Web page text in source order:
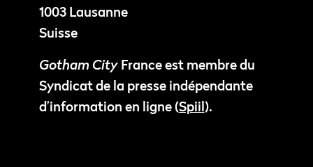
1003 Lausanne
Suisse
Gotham CityFrance est membre du
Syndicat de la presse indépendante
d’information en ligne (Spiil).